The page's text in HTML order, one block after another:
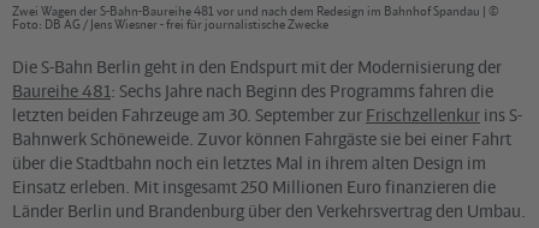
Zwei Wagen der S-Bahn-Baureihe 481 vor und nach dem Redesign im Bahnhof Spandau | ©
Foto: DB AG / Jens Wiesner - frei für journalistische Zwecke
Die S-Bahn Berlin geht in den Endspurt mit der Modernisierung der
Baureihe 481: Sechs Jahre nach Beginn des Programms fahren die
letzten beiden Fahrzeuge am 30. September zur Frischzellenkur ins S-
Bahnwerk Schöneweide. Zuvor können Fahrgäste sie bei einer Fahrt
über die Stadtbahn noch ein letztes Mal in ihrem alten Design im
Einsatz erleben. Mit insgesamt 250 Millionen Euro finanzieren die
Länder Berlin und Brandenburg über den Verkehrsvertrag den Umbau.